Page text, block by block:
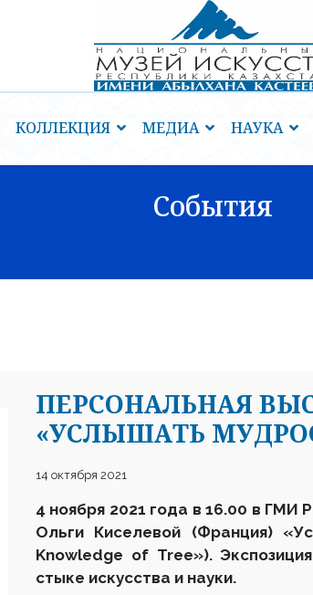
КОЛЛЕКЦИЯ МЕДИА НАУКА
События
ПЕРСОНАЛЬНАЯ
«УСЛЫШАТЬ
14 октября 2021
4 ноября 2021 года в 16.00 в ГМИ
Ольги Киселевой (Франция)
Knowledge of Tree»).
стыке искусства и науки.